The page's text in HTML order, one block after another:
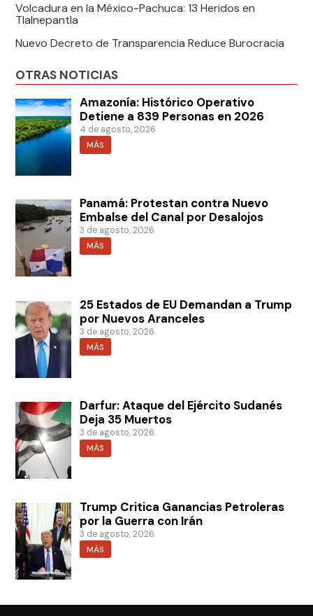
Volcadura en la México-Pachuca: 13 Heridos en
Tlalnepantla
Nuevo Decreto de Transparencia Reduce Burocracia
OTRAS NOTICIAS
Amazonía: Histórico Operativo
Detiene a 839 Personas en 2026
4 de agosto, 2026
MÁS
Panamá: Protestan contra Nuevo
Embalse del Canal por Desalojos
3 de agosto, 2026
MÁS
25 Estados de EU Demandan a Trump
por Nuevos Aranceles
3 de agosto, 2026
MÁS
Darfur: Ataque del Ejército Sudanés
Deja 35 Muertos
3 de agosto, 2026
MÁS
Trump Critica Ganancias Petroleras
por la Guerra con Irán
3 de agosto, 2026
MÁS